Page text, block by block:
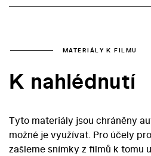
MATERIÁLY K FILMU
K nahlédnutí
Tyto materiály jsou chráněny
možné je využívat. Pro účely
zašleme snímky z filmů k tomu